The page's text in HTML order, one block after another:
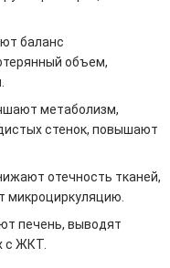
баланс
объем,
метаболизм,
стенок, повышают
отечность тканей,
микроциркуляцию.
печень, выводят
с ЖКТ.